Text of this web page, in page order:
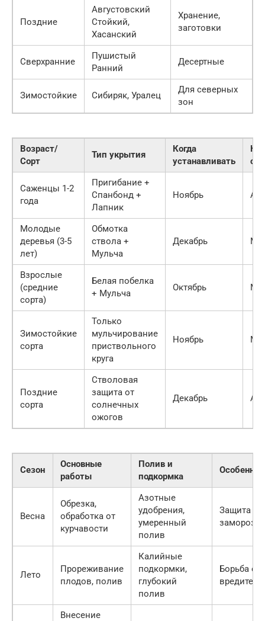
Поздние
Августовский
Стойкий,
Хасанский
Хранение,
заготовки
Сверхранние
Пушистый
Ранний
Десертные
Зимостойкие Сибиряк, Уралец
Для северных
зон
Возраст/
Сорт
Тип укрытия
Когда
устанавливать
Саженцы 1-2
года
Пригибание +
Спанбонд +
Лапник
Ноябрь
Молодые
деревья (3-5
лет)
Обмотка
ствола +
Мульча
Декабрь
Взрослые
(средние
сорта)
Белая побелка
+ Мульча
Октябрь
Зимостойкие
сорта
Только
мульчирование
приствольного
круга
Ноябрь
Поздние
сорта
Стволовая
защита от
солнечных
ожогов
Декабрь
Сезон
Основные
работы
Полив и
подкормка
Весна
Обрезка,
обработка от
курчавости
Азотные
удобрения,
умеренный
полив
Защита от
Лето
Прореживание
плодов, полив
Калийные
подкормки,
глубокий
полив
Борьба с
Внесение